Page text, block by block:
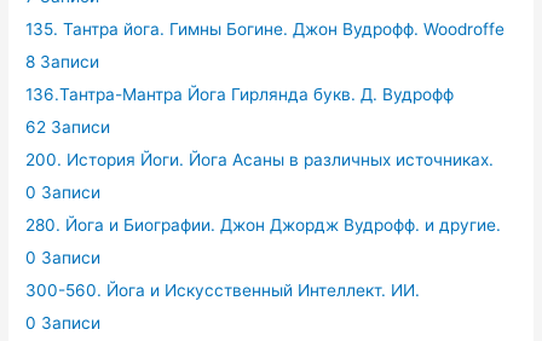
135. Тантра йога. Гимны Богине. Джон Вудрофф. Woodroffe
8 Записи
136.Тантра-Мантра Йога Гирлянда букв. Д. Вудрофф
62 Записи
200. История Йоги. Йога Асаны в различных источниках.
0 Записи
280. Йога и Биографии. Джон Джордж Вудрофф. и другие.
0 Записи
300-560. Йога и Искусственный Интеллект. ИИ.
0 Записи